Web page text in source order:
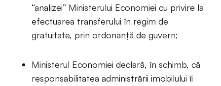
“analizei” Ministerului Economiei cu privire la
efectuarea transferului în regim de
gratuitate, prin ordonanță de guvern;
Ministerul Economiei declară, în schimb, că
responsabilitatea administrării imobilului îi